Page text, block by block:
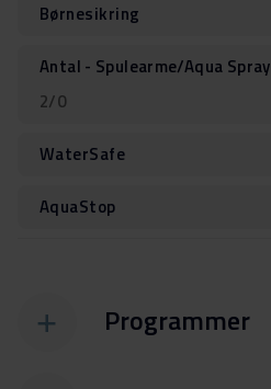
Børnesikring
Antal - Spulearme/Aqua Spray
2/0
WaterSafe
AquaStop
Programmer